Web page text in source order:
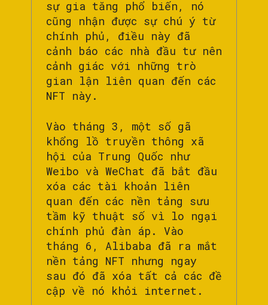
sự gia tăng phổ biến, nó
cũng nhận được sự chú ý từ
chính phủ, điều này đã
cảnh báo các nhà đầu tư nên
cảnh giác với những trò
gian lận liên quan đến các
NFT này.
Vào tháng 3, một số gã
khổng lồ truyền thông xã
hội của Trung Quốc như
Weibo và WeChat đã bắt đầu
xóa các tài khoản liên
quan đến các nền tảng sưu
tầm kỹ thuật số vì lo ngại
chính phủ đàn áp. Vào
tháng 6, Alibaba đã ra mắt
nền tảng NFT nhưng ngay
sau đó đã xóa tất cả các đề
cập về nó khỏi internet.